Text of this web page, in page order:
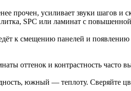
прочен, усиливает звуки шагов
SPC или ламинат с
к смещению панелей и
оттенок и контрастность часто
южный — теплоту. Сверяйте